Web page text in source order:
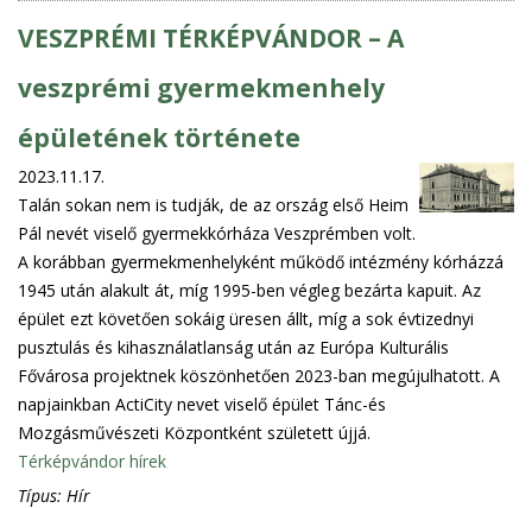
VESZPRÉMI TÉRKÉPVÁNDOR – A
veszprémi gyermekmenhely
épületének története
2023.11.17.
Talán sokan nem is tudják, de az ország első Heim
Pál nevét viselő gyermekkórháza Veszprémben volt.
A korábban gyermekmenhelyként működő intézmény kórházzá
1945 után alakult át, míg 1995-ben végleg bezárta kapuit. Az
épület ezt követően sokáig üresen állt, míg a sok évtizednyi
pusztulás és kihasználatlanság után az Európa Kulturális
Fővárosa projektnek köszönhetően 2023-ban megújulhatott. A
napjainkban ActiCity nevet viselő épület Tánc-és
Mozgásművészeti Központként született újjá.
Térképvándor hírek
Típus: Hír